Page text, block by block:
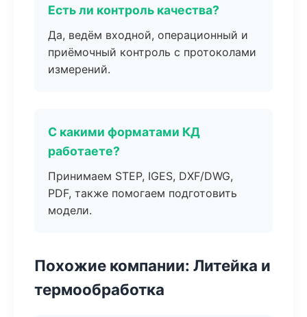
Есть ли контроль качества?
Да, ведём входной, операционный и
приёмочный контроль с протоколами
измерений.
С какими форматами КД
работаете?
Принимаем STEP, IGES, DXF/DWG,
PDF, также помогаем подготовить
модели.
Похожие компании: Литейка и
термообработка